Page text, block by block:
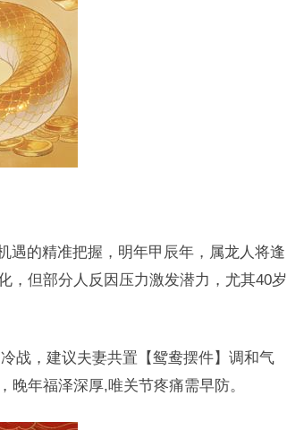
遇的精准把握，明年甲辰年，属龙人将逢
，但部分人反因压力激发潜力，尤其40岁
战，建议夫妻共置【鸳鸯摆件】调和气
晚年福泽深厚,唯关节疼痛需早防。